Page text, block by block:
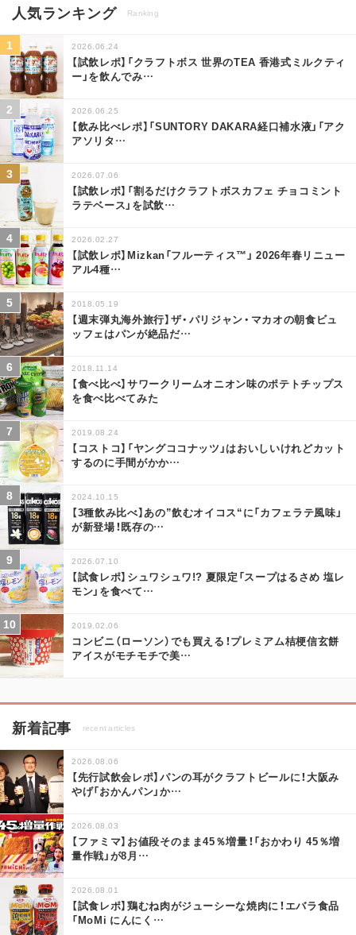
人気ランキング Ranking
2026.06.24
【試飲レポ】「クラフトボス 世界のTEA 香港式ミルクティ
ー」を飲んでみ…
2026.06.25
【飲み比べレポ】「SUNTORY DAKARA経口補水液」「アク
アソリタ…
2026.07.06
【試飲レポ】「割るだけクラフトボスカフェ チョコミント
ラテベース」を試飲…
2026.02.27
【試飲レポ】Mizkan「フルーティス™」 2026年春リニュー
アル4種…
2018.05.19
【週末弾丸海外旅行】ザ・パリジャン・マカオの朝食ビュ
ッフェはパンが絶品だ…
2018.11.14
【食べ比べ】サワークリームオニオン味のポテトチップス
を食べ比べてみた
2019.08.24
【コストコ】「ヤングココナッツ」はおいしいけれどカット
するのに手間がかか…
2024.10.15
【3種飲み比べ】あの”飲むオイコス“に「カフェラテ風味」
が新登場！既存の…
2026.07.10
【試食レポ】シュワシュワ!? 夏限定「スープはるさめ 塩レ
モン」を食べて…
2019.02.06
コンビニ（ローソン）でも買える！プレミアム桔梗信玄餅
アイスがモチモチで美…
新着記事 recent articles
2026.08.06
【先行試飲会レポ】パンの耳がクラフトビールに！大阪み
やげ「おかんパン」か…
2026.08.03
【ファミマ】お値段そのまま45％増量！「おかわり 45％増
量作戦」が8月 …
2026.08.01
【試食レポ】鶏むね肉がジューシーな焼肉に！エバラ食品
「MoMi にんにく …